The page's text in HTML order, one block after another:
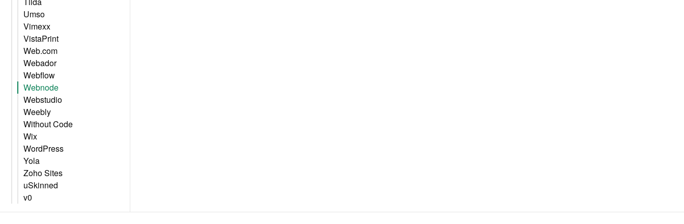
Umso
Vimexx
VistaPrint
Web.com
Webador
Webflow
Webnode
Webstudio
Weebly
Without Code
Wix
WordPress
Yola
Zoho Sites
uSkinned
v0